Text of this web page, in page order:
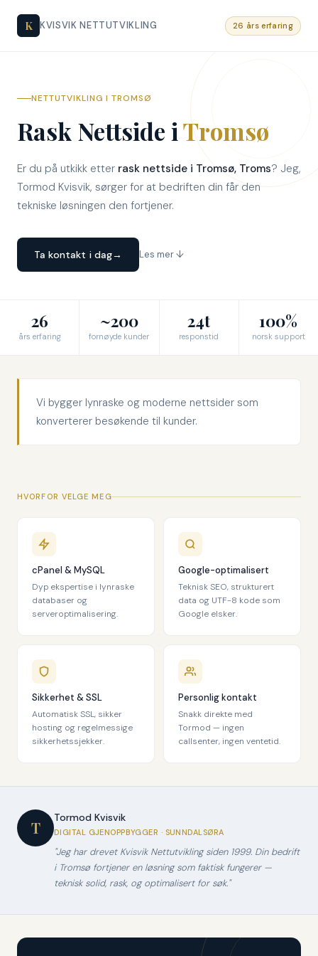
K KVISVIK NETTUTVIKLING 26 års erfaring
NETTUTVIKLING I TROMSØ
Rask Nettside iTromsø
Er du på utkikk etter rask nettside i Tromsø, Troms? Jeg,
Tormod Kvisvik, sørger for at bedriften din får den
tekniske løsningen den fortjener.
Ta kontakt i dag→ Les mer ↓
26
års erfaring
~200
fornøyde kunder
24t
responstid
100%
norsk support
Vi bygger lynraske og moderne nettsider som
konverterer besøkende til kunder.
HVORFOR VELGE MEG
cPanel & MySQL
Dyp ekspertise i lynraske
databaser og
serveroptimalisering.
Google-optimalisert
Teknisk SEO, strukturert
data og UTF-8 kode som
Google elsker.
Sikkerhet & SSL
Automatisk SSL, sikker
hosting og regelmessige
sikkerhetssjekker.
Personlig kontakt
Snakk direkte med
Tormod — ingen
callsenter, ingen ventetid.
T
Tormod Kvisvik
DIGITAL GJENOPPBYGGER · SUNNDALSØRA
"Jeg har drevet Kvisvik Nettutvikling siden 1999. Din bedrift
i Tromsø fortjener en løsning som faktisk fungerer —
teknisk solid, rask, og optimalisert for søk."